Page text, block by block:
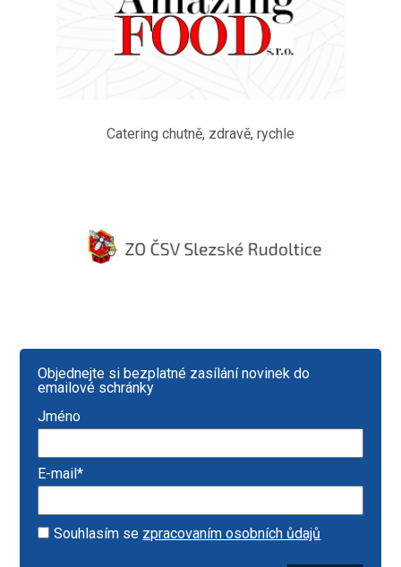
Catering chutně, zdravě, rychle
Objednejte si bezplatné zasílání novinek do
emailové schránky
Jméno
E-mail*
Souhlasím se zpracovaním osobních ůdajů